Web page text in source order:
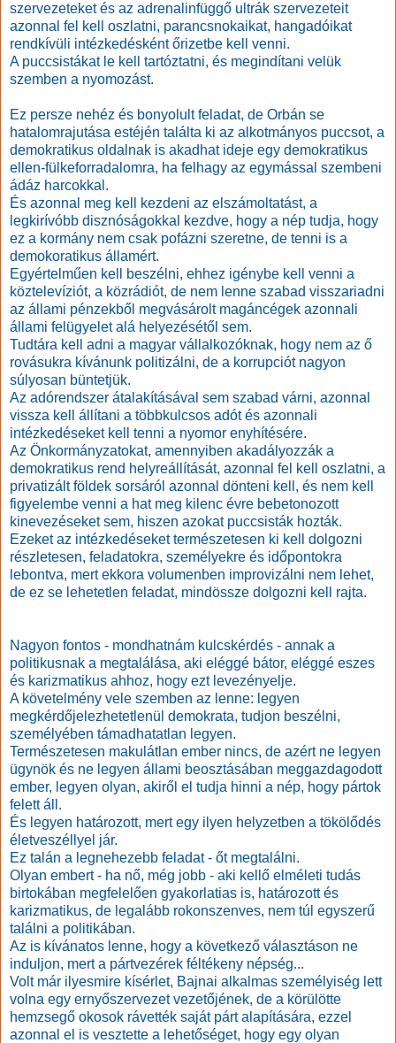
szervezeteket és az adrenalinfüggő ultrák szervezeteit
azonnal fel kell oszlatni, parancsnokaikat, hangadóikat
rendkívüli intézkedésként őrizetbe kell venni.
A puccsistákat le kell tartóztatni, és megindítani velük
szemben a nyomozást.
Ez persze nehéz és bonyolult feladat, de Orbán se
hatalomrajutása estéjén találta ki az alkotmányos puccsot, a
demokratikus oldalnak is akadhat ideje egy demokratikus
ellen-fülkeforradalomra, ha felhagy az egymással szembeni
ádáz harcokkal.
És azonnal meg kell kezdeni az elszámoltatást, a
legkirívóbb disznóságokkal kezdve, hogy a nép tudja, hogy
ez a kormány nem csak pofázni szeretne, de tenni is a
demokoratikus államért.
Egyértelműen kell beszélni, ehhez igénybe kell venni a
köztelevíziót, a közrádiót, de nem lenne szabad visszariadni
az állami pénzekből megvásárolt magáncégek azonnali
állami felügyelet alá helyezésétől sem.
Tudtára kell adni a magyar vállalkozóknak, hogy nem az ő
rovásukra kívánunk politizálni, de a korrupciót nagyon
súlyosan büntetjük.
Az adórendszer átalakításával sem szabad várni, azonnal
vissza kell állítani a többkulcsos adót és azonnali
intézkedéseket kell tenni a nyomor enyhítésére.
Az Önkormányzatokat, amennyiben akadályozzák a
demokratikus rend helyreállítását, azonnal fel kell oszlatni, a
privatizált földek sorsáról azonnal dönteni kell, és nem kell
figyelembe venni a hat meg kilenc évre bebetonozott
kinevezéseket sem, hiszen azokat puccsisták hozták.
Ezeket az intézkedéseket természetesen ki kell dolgozni
részletesen, feladatokra, személyekre és időpontokra
lebontva, mert ekkora volumenben improvizálni nem lehet,
de ez se lehetetlen feladat, mindössze dolgozni kell rajta.
Nagyon fontos - mondhatnám kulcskérdés - annak a
politikusnak a megtalálása, aki eléggé bátor, eléggé eszes
és karizmatikus ahhoz, hogy ezt levezényelje.
A követelmény vele szemben az lenne: legyen
megkérdőjelezhetetlenül demokrata, tudjon beszélni,
személyében támadhatatlan legyen.
Természetesen makulátlan ember nincs, de azért ne legyen
ügynök és ne legyen állami beosztásában meggazdagodott
ember, legyen olyan, akiről el tudja hinni a nép, hogy pártok
felett áll.
És legyen határozott, mert egy ilyen helyzetben a tökölődés
életveszéllyel jár.
Ez talán a legnehezebb feladat - őt megtalálni.
Olyan embert - ha nő, még jobb - aki kellő elméleti tudás
birtokában megfelelően gyakorlatias is, határozott és
karizmatikus, de legalább rokonszenves, nem túl egyszerű
találni a politikában.
Az is kívánatos lenne, hogy a következő választáson ne
induljon, mert a pártvezérek féltékeny népség...
Volt már ilyesmire kísérlet, Bajnai alkalmas személyiség lett
volna egy ernyőszervezet vezetőjének, de a körülötte
hemzsegő okosok rávették saját párt alapítására, ezzel
azonnal el is vesztette a lehetőséget, hogy egy olyan